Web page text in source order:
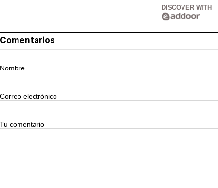
DISCOVER WITH
Comentarios
Nombre
Correo electrónico
Tu comentario